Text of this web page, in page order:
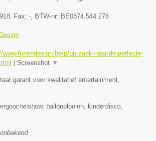
, Fax: -, BTW-nr: BE0874.544.278
www.funendesign.be/p/op-zoek-naar-de-perfecte-
Screenshot ▼
garant voor kwalitatief entertainment,
ballonplooien, kinderdisco,